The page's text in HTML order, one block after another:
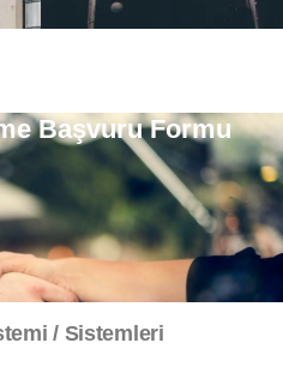
Başvuru Formu
/ Sistemleri